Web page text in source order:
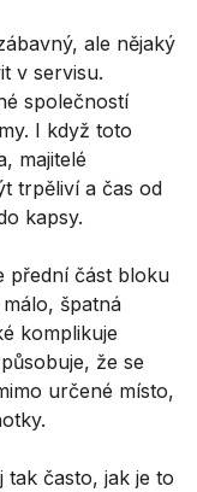
ale nějaký
v servisu.
společností
I když toto
majitelé
trpěliví a čas od
kapsy.
přední část bloku
špatná
komplikuje
že se
určené místo,
tak často, jak je to